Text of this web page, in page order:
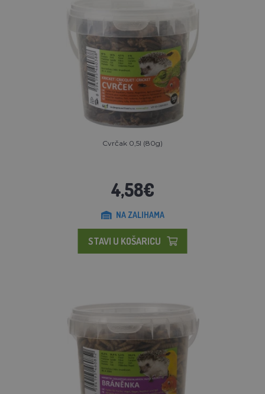
Cvrčak 0,5l (80g)
4,58€
NA ZALIHAMA
STAVI U KOŠARICU